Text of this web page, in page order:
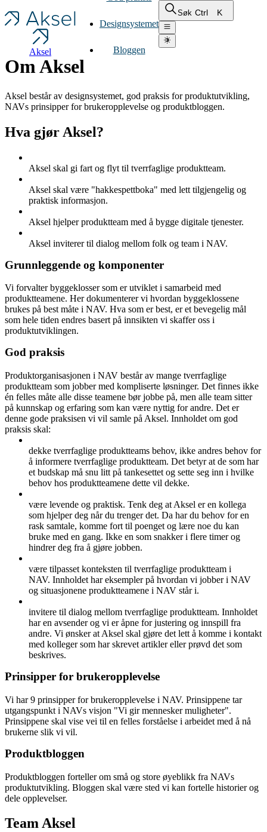
Aksel
Designsystemet
Bloggen
Søk Ctrl K
Om Aksel
Aksel består av designsystemet, god praksis for produktutvikling,
NAVs prinsipper for brukeropplevelse og produktbloggen.
Hva gjør Aksel?
Aksel skal gi fart og flyt til tverrfaglige produktteam.
Aksel skal være "hakkespettboka" med lett tilgjengelig og
praktisk informasjon.
Aksel hjelper produktteam med å bygge digitale tjenester.
Aksel inviterer til dialog mellom folk og team i NAV.
Grunnleggende og komponenter
Vi forvalter byggeklosser som er utviklet i samarbeid med
produktteamene. Her dokumenterer vi hvordan byggeklossene
brukes på best måte i NAV. Hva som er best, er et bevegelig mål
som hele tiden endres basert på innsikten vi skaffer oss i
produktutviklingen.
God praksis
Produktorganisasjonen i NAV består av mange tverrfaglige
produktteam som jobber med kompliserte løsninger. Det finnes ikke
én felles måte alle disse teamene bør jobbe på, men alle team sitter
på kunnskap og erfaring som kan være nyttig for andre. Det er
denne gode praksisen vi vil samle på Aksel. Innholdet om god
praksis skal:
dekke tverrfaglige produktteams behov, ikke andres behov for
å informere tverrfaglige produktteam. Det betyr at de som har
et budskap må snu litt på tankesettet og sette seg inn i hvilke
behov hos produktteamene dette vil dekke.
være levende og praktisk. Tenk deg at Aksel er en kollega
som hjelper deg når du trenger det. Da har du behov for en
rask samtale, komme fort til poenget og lære noe du kan
bruke med en gang. Ikke en som snakker i flere timer og
hindrer deg fra å gjøre jobben.
være tilpasset konteksten til tverrfaglige produktteam i
NAV. Innholdet har eksempler på hvordan vi jobber i NAV
og situasjonene produktteamene i NAV står i.
invitere til dialog mellom tverrfaglige produktteam. Innholdet
har en avsender og vi er åpne for justering og innspill fra
andre. Vi ønsker at Aksel skal gjøre det lett å komme i kontakt
med kolleger som har skrevet artikler eller prøvd det som
beskrives.
Prinsipper for brukeropplevelse
Vi har 9 prinsipper for brukeropplevelse i NAV. Prinsippene tar
utgangspunkt i NAVs visjon "Vi gir mennesker muligheter".
Prinsippene skal vise vei til en felles forståelse i arbeidet med å nå
brukerne slik vi vil.
Produktbloggen
Produktbloggen forteller om små og store øyeblikk fra NAVs
produktutvikling. Bloggen skal være sted vi kan fortelle historier og
dele opplevelser.
Team Aksel